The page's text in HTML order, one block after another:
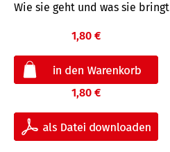
Wie sie geht und was sie bringt
1,80 €
1,80 €